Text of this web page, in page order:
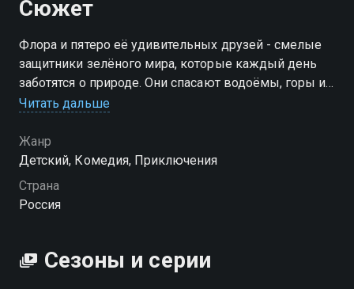
Сюжет
Флора и пятеро её удивительных друзей - смелые
защитники зелёного мира, которые каждый день
заботятся о природе. Они спасают водоёмы, горы и
леса, помогают растениям и животным, попавшим в
Посмотреть онлайн 1 сезон сериала Команда
Флоры вы можете совершенно бесплатно в
хорошем HD качестве на Смотрёшке
Читать дальше
Жанр
Детский, Комедия, Приключения
Страна
Россия
Сезоны и серии